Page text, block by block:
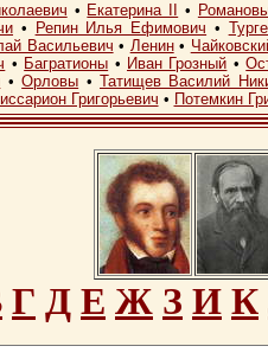
• Екатерина II •
• Репин Илья Ефимович •
Васильевич • Ленин•
• Багратионы • Иван Грозный •
•Орловы • Татищев Василий
Григорьевич • Потемкин
Г Д Е Ж З И К